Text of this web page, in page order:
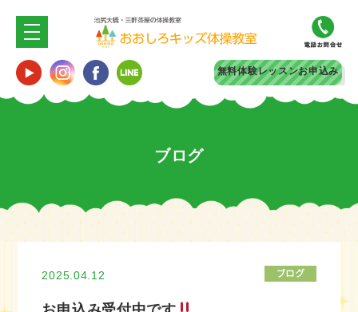
無料体験レッスンお申込み
ブログ
2025.04.12